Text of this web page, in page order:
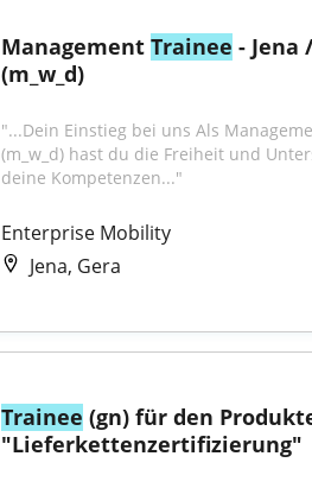
Management Trainee - Jena
(m_w_d)
"...Dein Einstieg bei uns Als
(m_w_d) hast du die Freiheit und
deine Kompetenzen..."
Enterprise Mobility
Jena, Gera
Trainee (gn) für den
"Lieferkettenzertifizierung"